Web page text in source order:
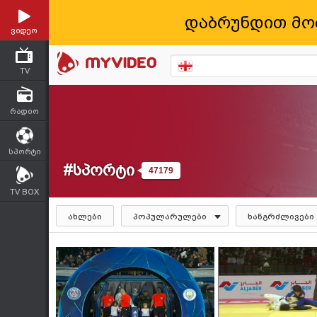
დაბრუნდით
ვიდეო
TV
რადიო
სპორტი
TV BOX
#სპორტი 47179
ახლები პოპულარულები ხანგრძლივები